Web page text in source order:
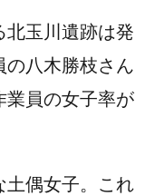
玉川遺跡は発
の八木勝枝さん
業員の女子率が
偶女子。これ